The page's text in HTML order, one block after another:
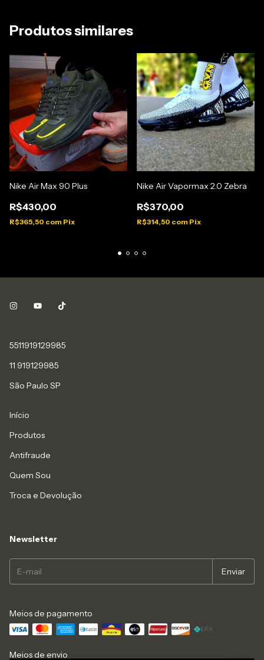
Produtos similares
Nike Air Max 90 Plus
R$430,00
R$365,50 com Pix
Nike Air Vapormax 2.0 Zebra
R$370,00
R$314,50 com Pix
5511919129985
11 919129985
São Paulo SP
Início
Produtos
Antifraude
Quem Sou
Troca e Devolução
Newsletter
Meios de pagamento
Meios de envio